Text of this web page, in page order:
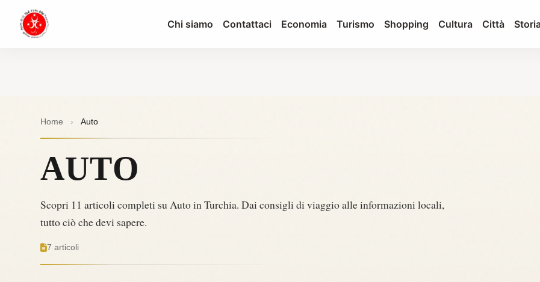
Chi siamo Contattaci Economia Turismo Shopping Cultura Città
Home › Auto
AUTO
Scopri 11 articoli completi su Auto in Turchia. Dai consigli di viaggio alle informazioni locali,
tutto ciò che devi sapere.
7 articoli